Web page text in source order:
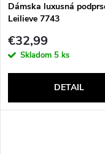
Dámska luxusná
Leilieve 7743
€32,99
Skladom 5 ks
DETAIL